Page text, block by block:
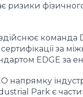
ризики
команда
сертифікації за
EDGE за
напрямку
Park є